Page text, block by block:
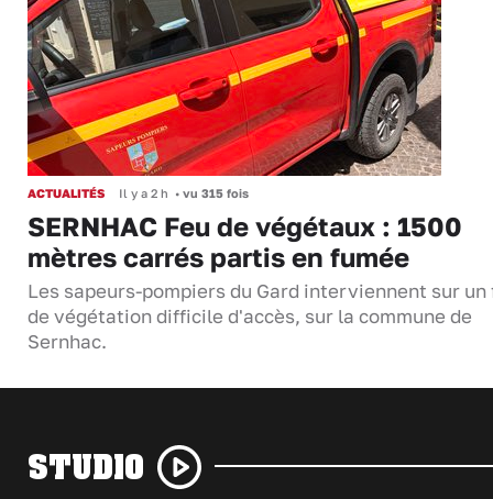
ACTUALITÉS Il y a 2 h • vu 315 fois
SERNHAC Feu de végétaux : 1500
mètres carrés partis en fumée
Les sapeurs-pompiers du Gard interviennent sur un
de végétation difficile d'accès, sur la commune de
Sernhac.
STUDIO